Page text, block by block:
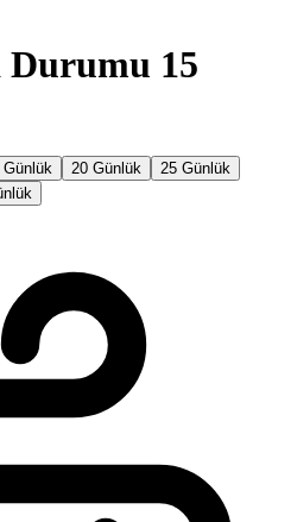
15
Günlük 20 Günlük
25 Günlük